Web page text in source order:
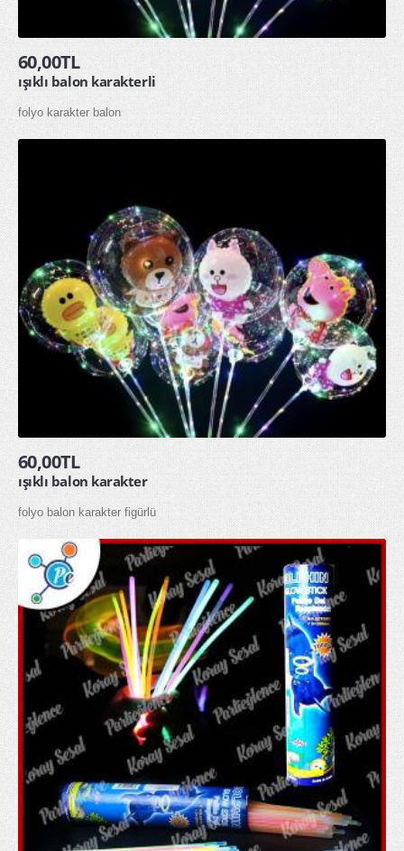
İLETİŞİM
60,00TL
ışıklı balon karakterli
folyo karakter balon
60,00TL
ışıklı balon karakter
folyo balon karakter figürlü